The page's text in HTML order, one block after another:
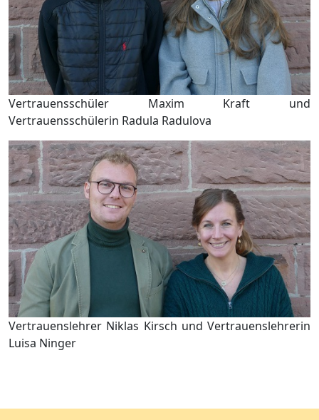
Vertrauensschüler Maxim Kraft und
Vertrauensschülerin Radula Radulova
Vertrauenslehrer Niklas Kirsch und Vertrauenslehrerin
Luisa Ninger